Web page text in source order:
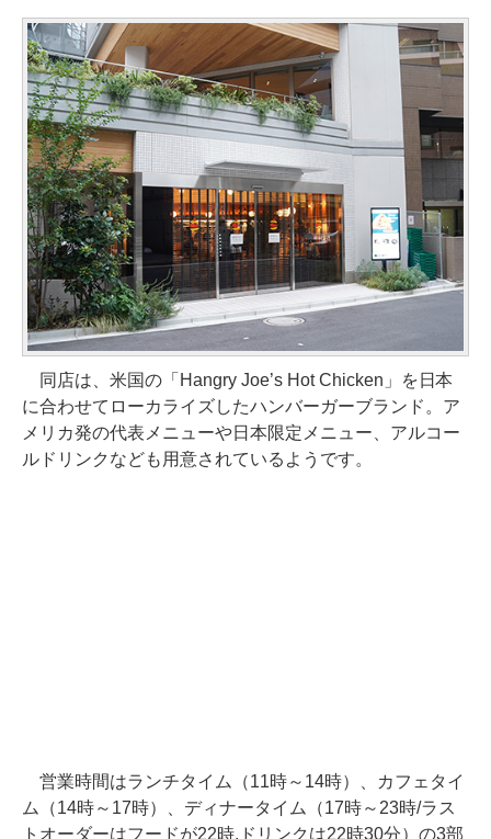
同店は、米国の「Hangry Joe’s Hot Chicken」を日本
に合わせてローカライズしたハンバーガーブランド。ア
メリカ発の代表メニューや日本限定メニュー、アルコー
ルドリンクなども用意されているようです。
営業時間はランチタイム（11時～14時）、カフェタイ
ム（14時～17時）、ディナータイム（17時～23時/ラス
トオーダーはフードが22時,ドリンクは22時30分）の3部